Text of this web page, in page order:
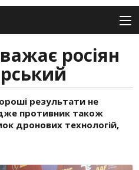
росіян
результати не
противник також
дронових технологій,